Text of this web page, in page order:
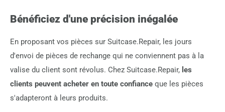
Bénéficiez d'une précision inégalée
En proposant vos pièces sur Suitcase.Repair, les jours
d'envoi de pièces de rechange qui ne conviennent pas à la
valise du client sont révolus. Chez Suitcase.Repair, les
clients peuvent acheter en toute confiance que les pièces
s'adapteront à leurs produits.